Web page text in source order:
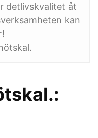
detlivskvalitet åt
kan